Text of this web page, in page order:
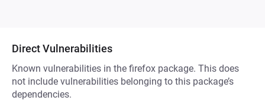
Direct Vulnerabilities
Known vulnerabilities in the firefox package. This does
not include vulnerabilities belonging to this package’s
dependencies.